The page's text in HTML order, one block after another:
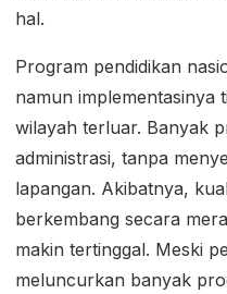
hal.
Program pendidikan
namun implementasinya
wilayah terluar. Banyak
administrasi, tanpa
lapangan. Akibatnya,
berkembang secara
makin tertinggal. Meski
meluncurkan banyak